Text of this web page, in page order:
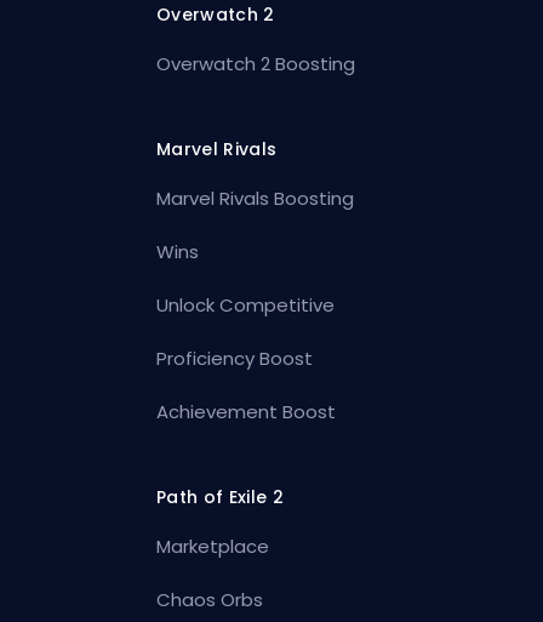
Overwatch 2
Overwatch 2 Boosting
Marvel Rivals
Marvel Rivals Boosting
Wins
Unlock Competitive
Proficiency Boost
Achievement Boost
Path of Exile 2
Marketplace
Chaos Orbs